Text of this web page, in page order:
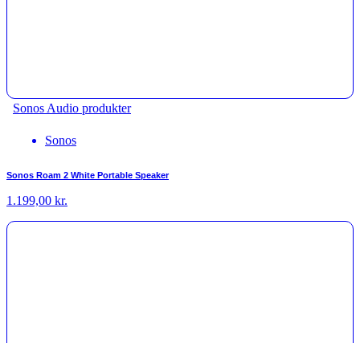
Sonos Audio produkter
Sonos
Sonos Roam 2 White Portable Speaker
1.199,00 kr.